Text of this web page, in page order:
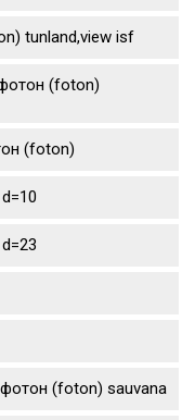
tunland,view isf
(foton)
(foton)
(foton) sauvana